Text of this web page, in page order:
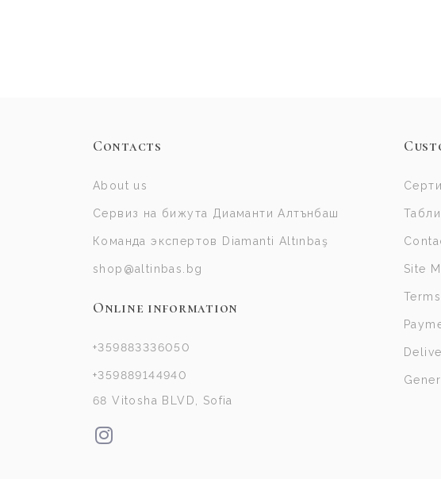
Contacts
About us
Сервиз на бижута Диаманти Алтънбаш
Команда экспертов Diamanti Altınbaş
shop@altinbas.bg
Online information
+359883336050
+359889144940
68 Vitosha BLVD, Sofia
Site